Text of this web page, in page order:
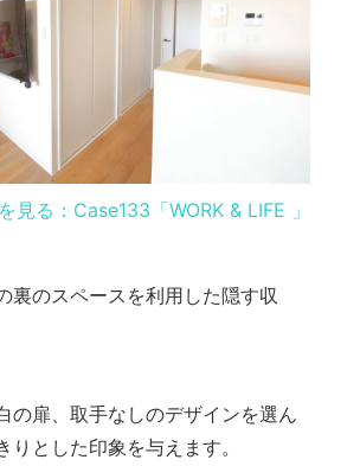
見る：Case133「WORK & LIFE 」
裏のスペースを利用した隠す収
の扉、取手なしのデザインを選ん
りとした印象を与えます。